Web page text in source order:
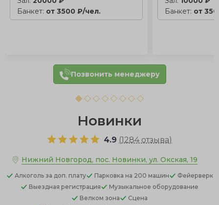
Банкет: от 3500 ₽/чел.
Банкет: от
Позвонить менеджеру
Новинки
4.9 (1284 отзыва)
Нижний Новгород, пос. Новинки, ул. Окская, 19
Алкоголь за доп. плату Парковка на 200 машин
Фейерверк
Выездная регистрация
Музыкальное оборудование
Велком зона
Сцена